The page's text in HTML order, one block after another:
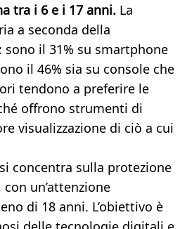
tra i 6 e i 17 anni. La
a seconda della
il 31% su smartphone
il 46% sia su console che
tendono a preferire le
offrono strumenti di
visualizzazione di ciò a cui
concentra sulla protezione
un’attenzione
di 18 anni. L’obiettivo è